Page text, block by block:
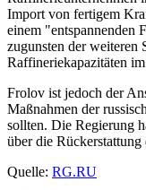
Import von fertigem
einem "entspannenden
zugunsten der weiteren
Raffineriekapazitäten
Frolov ist jedoch der
Maßnahmen der
sollten. Die Regierung
über die Rückerstattung
Quelle: RG.RU